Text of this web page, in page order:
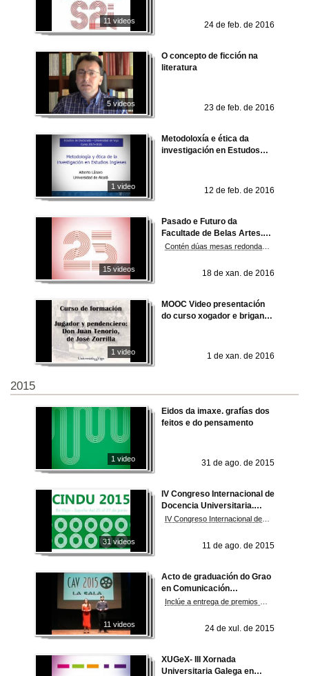
11 videos 24 de feb. de 2016
5 videos
O concepto de ficción na
literatura
23 de feb. de 2016
1 video
Metodoloxía e ética da
investigación en Estudos
12 de feb. de 2016
15 videos
Pasado e Futuro da
Facultade de Belas Artes.
Universidade de Vigo
18 de xan. de 2016
1 video
MOOC Video presentación
do curso xogador e briganto:
1 de xan. de 2016
2015
1 video
Eidos da imaxe. grafías dos
feitos e do pensamento
31 de ago. de 2015
31 videos
IV Congreso Internacional de
Docencia Universitaria.
CINDU 2015
11 de ago. de 2015
11 videos
Acto de graduación do Grao
en Comunicación
audiovisual 2015
24 de xul. de 2015
XUGeX- III Xornada
Universitaria Galega en